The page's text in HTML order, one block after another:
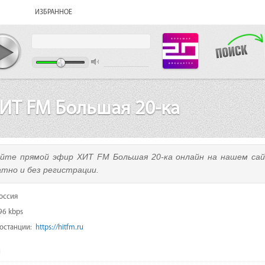
ИЗБРАННОЕ
FM Большая 20-ка
прямой эфир ХИТ FM Большая 20-ка онлайн на нашем
и без регистрации.
kbps
https://hitfm.ru